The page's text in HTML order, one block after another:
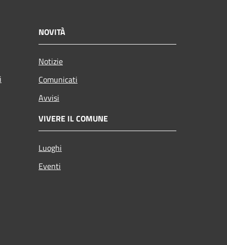
NOVITÀ
Notizie
Comunicati
Avvisi
VIVERE IL COMUNE
Luoghi
Eventi